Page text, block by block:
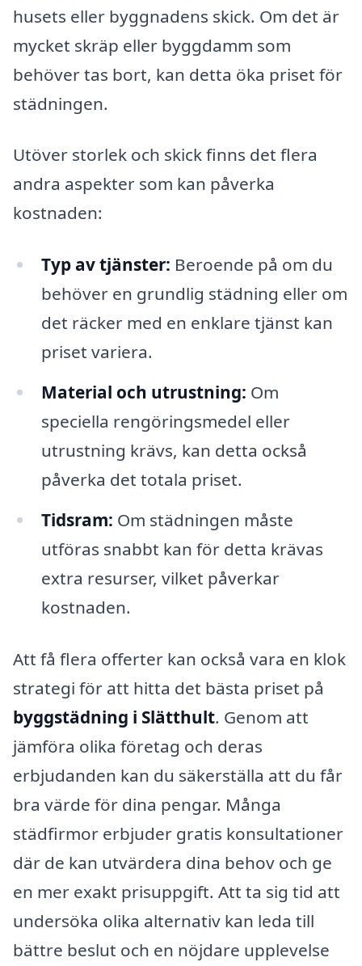
husets eller byggnadens skick. Om det är
mycket skräp eller byggdamm som
behöver tas bort, kan detta öka priset för
städningen.
Utöver storlek och skick finns det flera
andra aspekter som kan påverka
kostnaden:
Typ av tjänster: Beroende på om du
behöver en grundlig städning eller om
det räcker med en enklare tjänst kan
priset variera.
Material och utrustning: Om
speciella rengöringsmedel eller
utrustning krävs, kan detta också
påverka det totala priset.
Tidsram: Om städningen måste
utföras snabbt kan för detta krävas
extra resurser, vilket påverkar
kostnaden.
Att få flera offerter kan också vara en klok
strategi för att hitta det bästa priset på
byggstädning i Slätthult. Genom att
jämföra olika företag och deras
erbjudanden kan du säkerställa att du får
bra värde för dina pengar. Många
städfirmor erbjuder gratis konsultationer
där de kan utvärdera dina behov och ge
en mer exakt prisuppgift. Att ta sig tid att
undersöka olika alternativ kan leda till
bättre beslut och en nöjdare upplevelse